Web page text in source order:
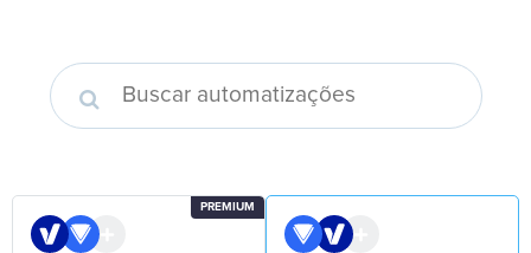
PREMIUM